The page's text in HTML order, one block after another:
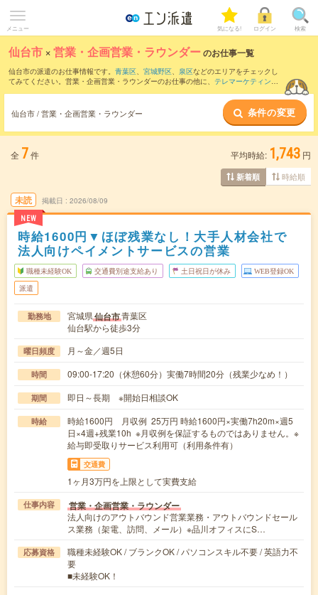
メニュー 気になる! ログイン 検索
仙台市 ×営業・企画営業・ラウンダーのお仕事一覧
仙台市の派遣のお仕事情報です。 青葉区、 宮城野区、 泉区などのエリアをチェックし
てみてください。営業・企画営業・ラウンダーのお仕事の他に、 テレマーケティン
などを取り揃えています。さらに、短期・単発な
どの期間や、職種未経験OK などのこだわり条件で絞り込んでいただけます。職種辞
典： 営業・企画営業・ラウンダーのお仕事とは？とは？
仙台市 / 営業・企画営業・ラウンダー 条件の変更
全 7件 平均時給: 1,743 円
新着順 時給順
未読
NEW
掲載日 2026/08/09
時給1600円▼ほぼ残業なし！大手人材会社で
法人向けペイメントサービスの営業
職種未経験OK 交通費別途支給あり 土日祝日が休み WEB登録OK
派遣
勤務地 宮城県仙台市青葉区
仙台駅から徒歩3分
曜日頻度 月～金／週5日
時間 09:00-17:20（休憩60分）実働7時間20分（残業少なめ！）
期間 即日～長期 ※開始日相談OK
時給
時給1600円 月収例 25万円 時給1600円×実働7h20m×週5
日×4週+残業10h ※月収例を保証するものではありません。※
給与即受取りサービス利用可（利用条件有）
交通費
1ヶ月3万円を上限として実費支給
仕事内容 営業・企画営業・ラウンダー
法人向けのアウトバウンド営業業務・アウトバウンドセール
ス業務（架電、訪問、メール）※品川オフィスにS…
応募資格
職種未経験OK / ブランクOK / パソコンスキル不要 / 英語力不
要
■未経験OK！